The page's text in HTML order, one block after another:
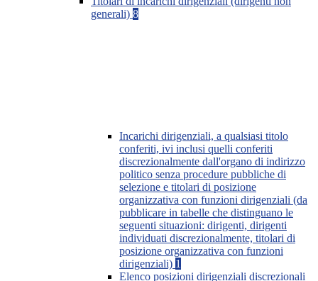
generali) 8
Incarichi dirigenziali, a qualsiasi titolo
conferiti, ivi inclusi quelli conferiti
discrezionalmente dall'organo di indirizzo
politico senza procedure pubbliche di
selezione e titolari di posizione
organizzativa con funzioni dirigenziali (da
pubblicare in tabelle che distinguano le
seguenti situazioni: dirigenti, dirigenti
individuati discrezionalmente, titolari di
posizione organizzativa con funzioni
dirigenziali) 1
Elenco posizioni dirigenziali discrezionali